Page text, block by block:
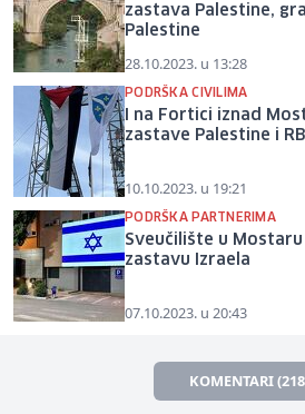
zastava Palestine,
Palestine
28.10.2023. u 13:28
PODRŠKA CIVILIMA
I na Fortici iznad
zastave Palestine i
10.10.2023. u 19:21
PODRŠKA PARTNERIMA
Sveučilište u
zastavu Izraela
07.10.2023. u 20:43
KOMENTARI